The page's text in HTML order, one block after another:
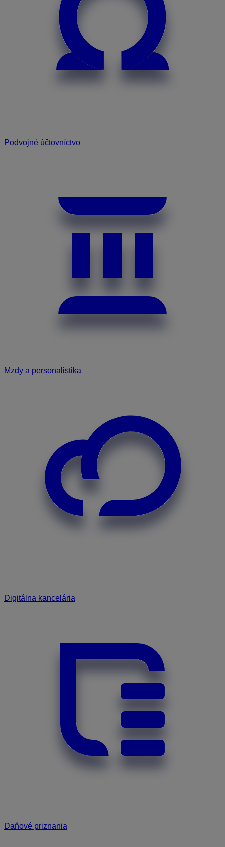
Podvojné účtovníctvo
Mzdy a personalistika
Digitálna kancelária
Daňové priznania